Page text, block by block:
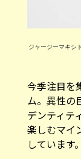
ジャージーマキ
今季注目を
ム。異性の
デンティテ
楽しむマイ
しています。